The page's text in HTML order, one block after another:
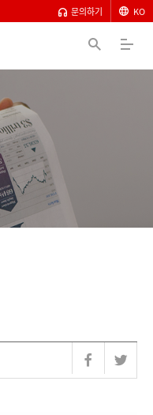
문의하기 KO